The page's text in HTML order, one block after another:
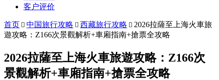
客户评价
首页  中国旅行攻略  西藏旅行攻略  2026拉薩至上海火車旅
遊攻略：Z166次景觀解析+車廂指南+搶票全攻略
2026拉薩至上海火車旅遊攻略：Z166次
景觀解析+車廂指南+搶票全攻略